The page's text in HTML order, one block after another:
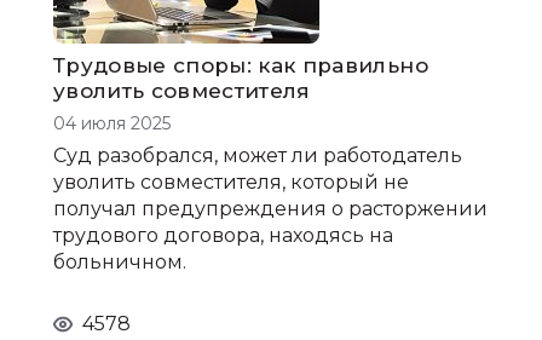
Трудовые споры: как правильно
уволить совместителя
04 июля 2025
Суд разобрался, может ли работодатель
уволить совместителя, который не
получал предупреждения о расторжении
трудового договора, находясь на
больничном.
4578